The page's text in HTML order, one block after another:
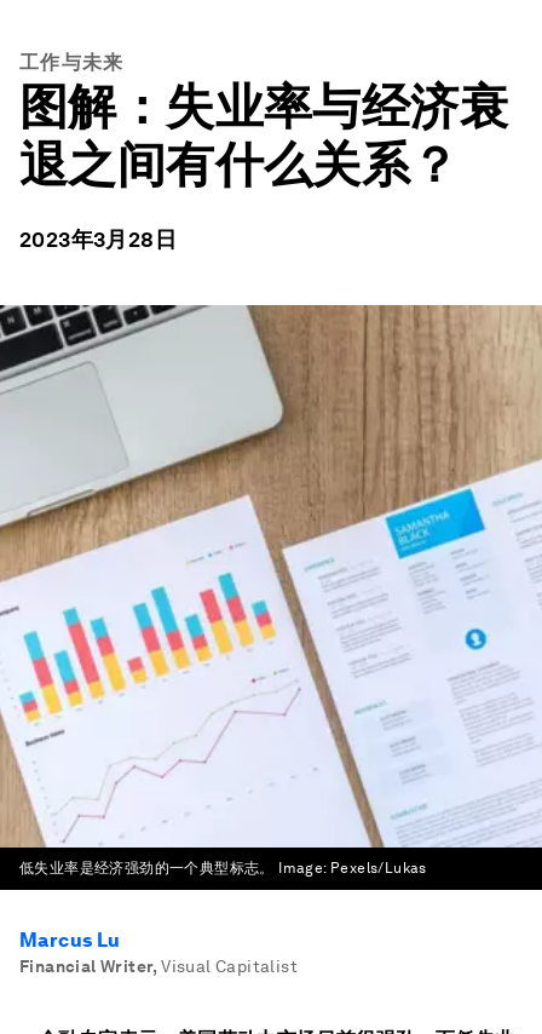
工作与未来
图解：失业率与经济衰
退之间有什么关系？
2023年3月28日
低失业率是经济强劲的一个典型标志。 Image: Pexels/Lukas
Marcus Lu
Financial Writer, Visual Capitalist